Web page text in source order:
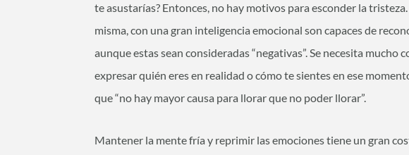
te asustarías? Entonces, no hay motivos para esconder la
misma, con una gran inteligencia emocional son capaces de
aunque estas sean consideradas “negativas”. Se necesita
expresar quién eres en realidad o cómo te sientes en ese
que “no hay mayor causa para llorar que no poder llorar”.
Mantener la mente fría y reprimir las emociones tiene un gran